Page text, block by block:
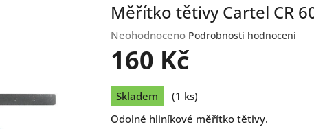
Měřítko tětivy Cartel CR
Průměrné
hodnocení
produktu
0,0
z
5
Neohodnoceno Podrobnosti hodnocení
160 Kč
Měrná
cena:
Skladem
(1 ks)
Odolné hliníkové měřítko tětivy.